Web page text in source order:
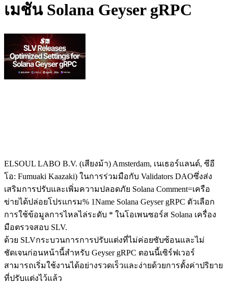
เมชัน Solana Geyser gRPC
ELSOUL LABO B.V. (เสียงม้า) Amsterdam, เนเธอร์แลนด์, ซีอี
โอ: Fumuaki Kaazaki) ในการร่วมมือกับ Validators DAOซึ่งส่ง
เสริมการปรับและเพิ่มความปลอดภัย Solana Comment=เครือ
ข่ายได้ปล่อยโปรแกรม% 1Name Solana Geyser gRPC ตัวเลือก
การใช้ข้อมูลการไหลไล่ระดับ * ในโอเพนซอร์ส Solana เครื่อง
มือตรวจสอบ SLV.
ด้วย SLVกระบวนการการปรับแต่งที่ไม่ค่อยซับซ้อนและไม่
ชัดเจนก่อนหน้านี้สําหรับ Geyser gRPC ตอนนี้เซิร์ฟเวอร์
สามารถเริ่มใช้งานได้อย่างรวดเร็วและง่ายด้วยการตั้งค่าปริยาย
ที่ปรับแต่งไว้แล้ว